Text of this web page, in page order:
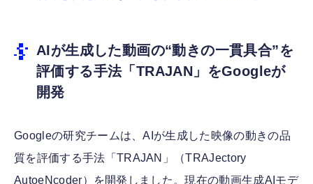
AIが生成した動画の“動きの一貫具合”を
評価する手法「TRAJAN」をGoogleが
開発
Googleの研究チームは、AIが生成した映像の動きの品
質を評価する手法「TRAJAN」（TRAJectory
AutoeNcoder）を開発しました。現在の動画生成AIモデ